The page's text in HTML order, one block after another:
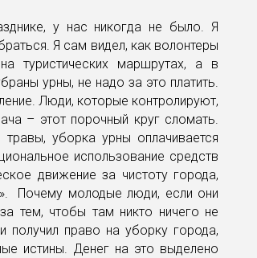
у нас никогда не было. Я
Я сам видел, как волонтеры
туристических маршрутах, а в
урны, не надо за это платить.
Люди, которые контролируют,
– этот порочный круг сломать.
уборка урны оплачивается
использование средств
движение за чистоту города,
Почему молодые люди, если они
тем, чтобы там никто ничего не
получил право на уборку города,
истины. Денег на это выделено